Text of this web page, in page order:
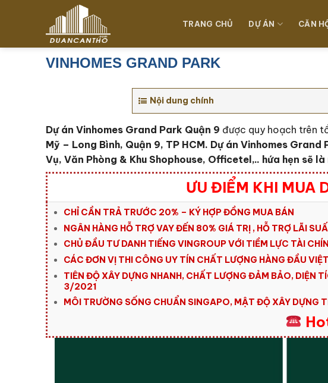
dung
TRANG CHỦ DỰ ÁN CĂN
VINHOMES GRAND PARK
Nội dung chính
Dự án Vinhomes Grand Park Quận 9 được quy hoạch trên
Mỹ – Long Bình, Quận 9, TP HCM. Dự án Vinhomes
Vụ, Văn Phòng & Khu Shophouse, Officetel,.. hứa hẹn sẽ
ƯU ĐIỂM KHI MUA
CHỈ CẦN TRẢ TRƯỚC 20% – KÝ HỢP ĐỒNG MUA BÁN
NGÂN HÀNG HỖ TRỢ VAY ĐẾN 80% GIÁ TRỊ , HỖ TRỢ LÃI
CHỦ ĐẦU TƯ DANH TIẾNG VINGROUP VỚI TIỀM LỰC TÀI
CÁC ĐƠN VỊ THI CÔNG UY TÍN CHẤT LƯỢNG HÀNG ĐẦU
TIÊN ĐỘ XÂY DỰNG NHANH, CHẤT LƯỢNG ĐẢM BẢO, DIỆN
3/2021
MÔI TRƯỜNG SỐNG CHUẨN SINGAPO, MẬT ĐỘ XÂY DỰNG